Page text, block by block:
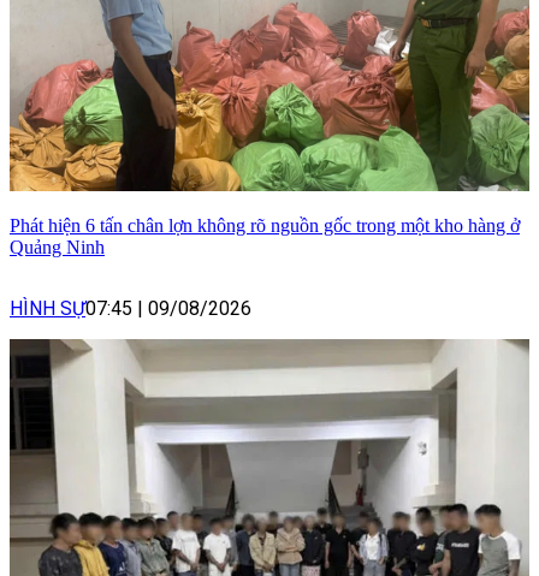
Phát hiện 6 tấn chân lợn không rõ nguồn gốc trong một kho hàng ở
Quảng Ninh
HÌNH SỰ07:45 | 09/08/2026